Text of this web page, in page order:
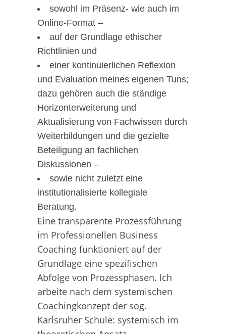
sowohl im Präsenz- wie auch im
Online-Format –
auf der Grundlage ethischer
Richtlinien und
einer kontinuierlichen Reflexion
und Evaluation meines eigenen Tuns;
dazu gehören auch die ständige
Horizonterweiterung und
Aktualisierung von Fachwissen durch
Weiterbildungen und die gezielte
Beteiligung an fachlichen
Diskussionen –
sowie nicht zuletzt eine
institutionalisierte kollegiale
Beratung.
Eine transparente Prozessführung
im Professionellen Business
Coaching funktioniert auf der
Grundlage eine spezifischen
Abfolge von Prozessphasen. Ich
arbeite nach dem systemischen
Coachingkonzept der sog.
Karlsruher Schule: systemisch im